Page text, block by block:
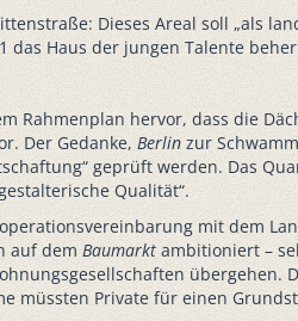
Dieses Areal soll „als
das Haus der jungen Talente
Rahmenplan hervor, dass die
Der Gedanke, Berlin zur
geprüft werden. Das
Qualität“.
mit dem
auf dem Baumarkt ambitioniert –
übergehen.
müssten Private für einen